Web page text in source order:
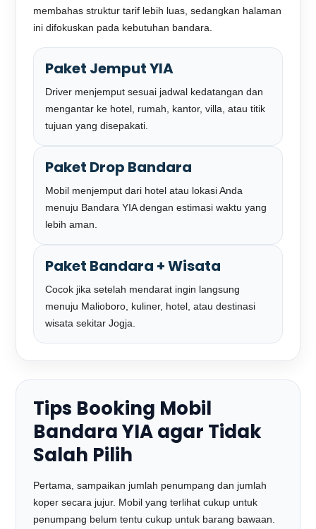
membahas struktur tarif lebih luas, sedangkan halaman
ini difokuskan pada kebutuhan bandara.
Paket Jemput YIA
Driver menjemput sesuai jadwal kedatangan dan
mengantar ke hotel, rumah, kantor, villa, atau titik
tujuan yang disepakati.
Paket Drop Bandara
Mobil menjemput dari hotel atau lokasi Anda
menuju Bandara YIA dengan estimasi waktu yang
lebih aman.
Paket Bandara + Wisata
Cocok jika setelah mendarat ingin langsung
menuju Malioboro, kuliner, hotel, atau destinasi
wisata sekitar Jogja.
Tips Booking Mobil
Bandara YIA agar Tidak
Salah Pilih
Pertama, sampaikan jumlah penumpang dan jumlah
koper secara jujur. Mobil yang terlihat cukup untuk
penumpang belum tentu cukup untuk barang bawaan.